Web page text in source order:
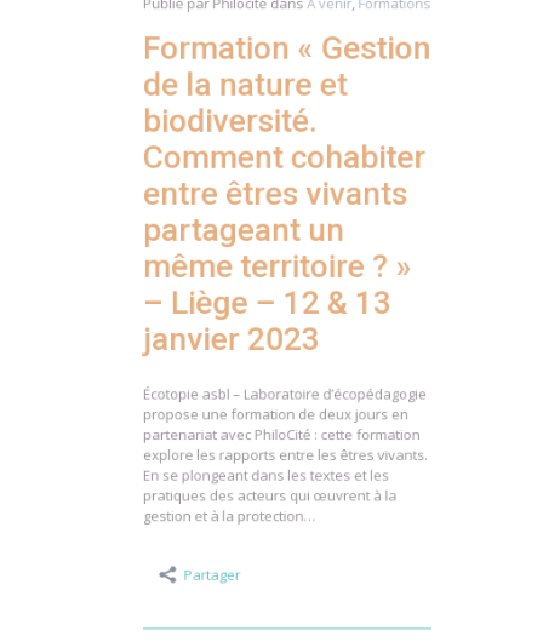
Formation « Gestion
de la nature et
biodiversité.
Comment cohabiter
entre êtres vivants
partageant un
même territoire ? »
– Liège – 12 & 13
janvier 2023
Écotopie asbl – Laboratoire d’écopédagogie
propose une formation de deux jours en
partenariat avec PhiloCité : cette formation
explore les rapports entre les êtres vivants.
En se plongeant dans les textes et les
pratiques des acteurs qui œuvrent à la